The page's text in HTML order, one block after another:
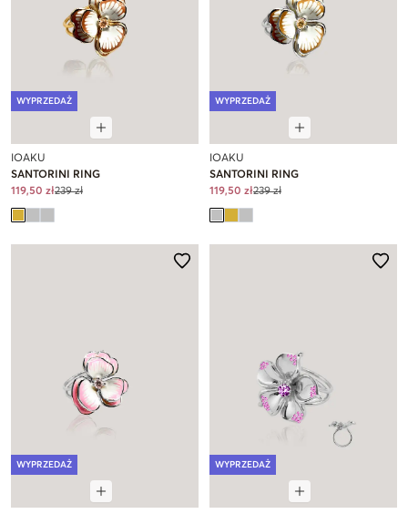
WYPRZEDAŻ
IOAKU
SANTORINI RING
119,50 zł239 zł
WYPRZEDAŻ
IOAKU
SANTORINI RING
119,50 zł239 zł
WYPRZEDAŻ WYPRZEDAŻ